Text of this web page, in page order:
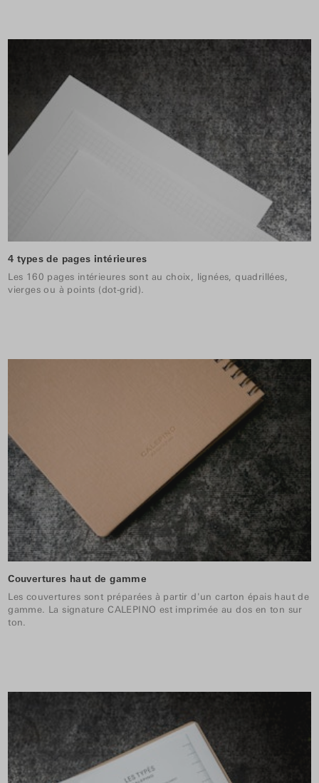
4 types de pages intérieures
Les 160 pages intérieures sont au choix, lignées, quadrillées,
vierges ou à points (dot-grid).
Couvertures haut de gamme
Les couvertures sont préparées à partir d'un carton épais haut de
gamme. La signature CALEPINO est imprimée au dos en ton sur
ton.